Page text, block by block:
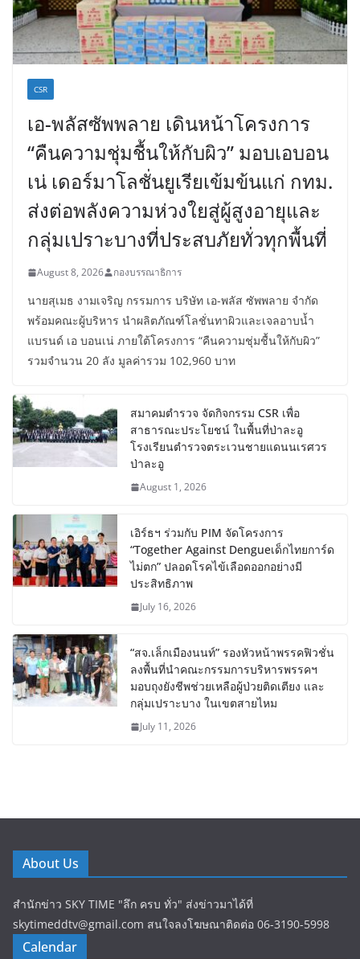
CSR
เอ-พลัสซัพพลาย เดินหน้าโครงการ
“คืนความชุ่มชื้นให้กับผิว” มอบเอบอน
เน่ เดอร์มาโลชั่นยูเรียเข้มข้นแก่ กทม.
ส่งต่อพลังความห่วงใยสู่ผู้สูงอายุและ
กลุ่มเปราะบางที่ประสบภัยทั่วทุกพื้นที่
August 8, 2026 กองบรรณาธิการ
นายสุเมธ งามเจริญ กรรมการ บริษัท เอ-พลัส ซัพพลาย จำกัด
พร้อมคณะผู้บริหาร นำผลิตภัณฑ์โลชั่นทาผิวและเจลอาบน้ำ
แบรนด์ เอ บอนเน่ ภายใต้โครงการ “คืนความชุ่มชื้นให้กับผิว”
รวมจำนวน 20 ลัง มูลค่ารวม 102,960 บาท
สมาคมตำรวจ จัดกิจกรรม CSR เพื่อ
สาธารณะประโยชน์ ในพื้นที่ป่าละอู
โรงเรียนตำรวจตระเวนชายแดนนเรศวร
ป่าละอู
August 1, 2026
เอิร์ธฯ ร่วมกับ PIM จัดโครงการ
“Together Against Dengueเด็กไทยการ์ด
ไม่ตก” ปลอดโรคไข้เลือดออกอย่างมี
ประสิทธิภาพ
July 16, 2026
“สจ.เล็กเมืองนนท์” รองหัวหน้าพรรคฟิวชั่น
ลงพื้นที่นำคณะกรรมการบริหารพรรคฯ
มอบถุงยังชีพช่วยเหลือผู้ป่วยติดเตียง และ
กลุ่มเปราะบาง ในเขตสายไหม
July 11, 2026
About Us
สำนักข่าว SKY TIME "ลึก ครบ ทั่ว" ส่งข่าวมาได้ที่
skytimeddtv@gmail.com สนใจลงโฆษณาติดต่อ 06-3190-5998
Calendar